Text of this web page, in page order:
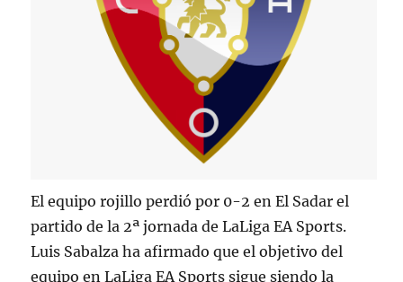
El equipo rojillo perdió por 0-2 en El Sadar el
partido de la 2ª jornada de LaLiga EA Sports.
Luis Sabalza ha afirmado que el objetivo del
equipo en LaLiga EA Sports sigue siendo la